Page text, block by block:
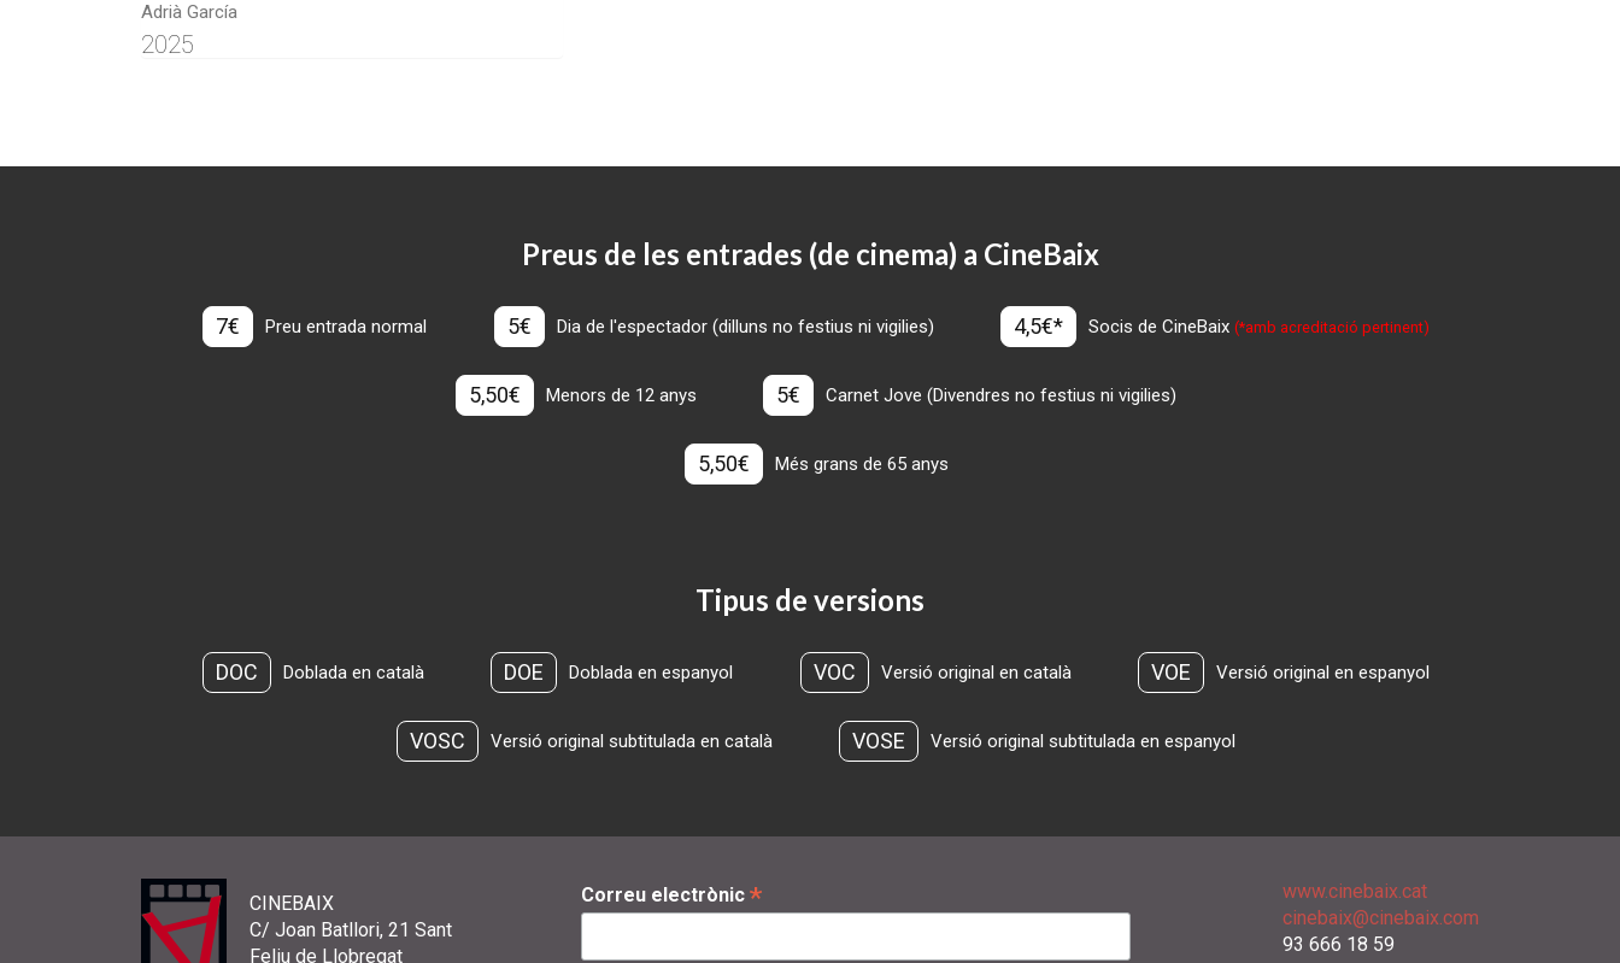
Adrià García
2025
Preus de les entrades (de cinema) a CineBaix
7€ Preu entrada normal 5€ Dia de l'espectador (dilluns no festius ni vigilies) 4,5€* Socis de CineBaix(*amb acreditació pertinent)
5,50€ Menors de 12 anys 5€ Carnet Jove (Divendres no festius ni vigilies)
5,50€ Més grans de 65 anys
Tipus de versions
DOC Doblada en català DOE Doblada en espanyol VOC Versió original en català VOE Versió original en espanyol
VOSC Versió original subtitulada en català VOSE Versió original subtitulada en espanyol
CINEBAIX
C/ Joan Batllori, 21 Sant
Feliu de Llobregat
Correu electrònic *
www.cinebaix.cat
cinebaix@cinebaix.com
93 666 18 59